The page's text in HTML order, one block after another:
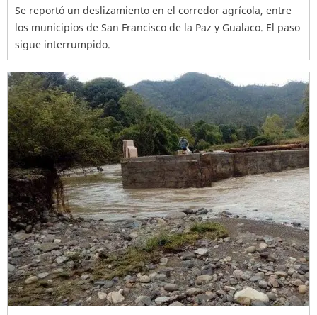
Se reportó un deslizamiento en el corredor agrícola, entre
los municipios de San Francisco de la Paz y Gualaco. El paso
sigue interrumpido.